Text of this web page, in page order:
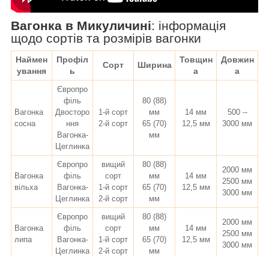
Вагонка в Микуличині: інформація
щодо сортів та розмірів вагонки
Наймен
ування
Профіл
ь
Сорт Ширина
Товщин
а
Довжин
а
Вагонка
сосна
Європро
філь
Двосторо
ння
Вагонка-
Цеглинка
1-й сорт
2-й сорт
80 (88)
мм
65 (70)
мм
14 мм
12,5 мм
500 --
3000 мм
Вагонка
вільха
Європро
філь
Вагонка-
Цеглинка
вищий
сорт
1-й сорт
2-й сорт
80 (88)
мм
65 (70)
мм
14 мм
12,5 мм
2000 мм
2500 мм
3000 мм
Вагонка
липа
Європро
філь
Вагонка-
Цеглинка
вищий
сорт
1-й сорт
2-й сорт
80 (88)
мм
65 (70)
мм
14 мм
12,5 мм
2000 мм
2500 мм
3000 мм